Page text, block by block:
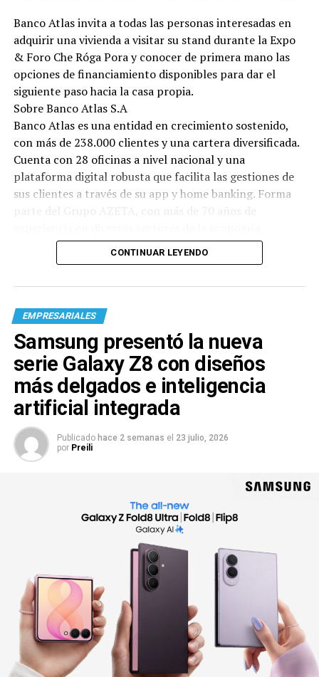
Banco Atlas invita a todas las personas interesadas en
adquirir una vivienda a visitar su stand durante la Expo
& Foro Che Róga Pora y conocer de primera mano las
opciones de financiamiento disponibles para dar el
siguiente paso hacia la casa propia.
Sobre Banco Atlas S.A
Banco Atlas es una entidad en crecimiento sostenido,
con más de 238.000 clientes y una cartera diversificada.
Cuenta con 28 oficinas a nivel nacional y una
plataforma digital robusta que facilita las gestiones de
sus clientes a través de su app y home banking. Forma
CONTINUAR LEYENDO
EMPRESARIALES
Samsung presentó la nueva
serie Galaxy Z8 con diseños
más delgados e inteligencia
artificial integrada
Publicado hace 2 semanas el 23 julio, 2026
por Preili